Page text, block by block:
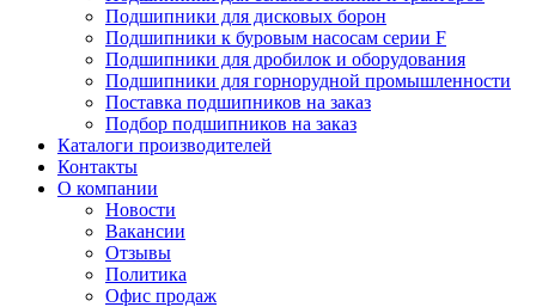
Подшипники для дисковых борон
Подшипники к буровым насосам серии F
Подшипники для дробилок и оборудования
Подшипники для горнорудной промышленности
Поставка подшипников на заказ
Подбор подшипников на заказ
Каталоги производителей
Контакты
О компании
Новости
Вакансии
Отзывы
Политика
Офис продаж